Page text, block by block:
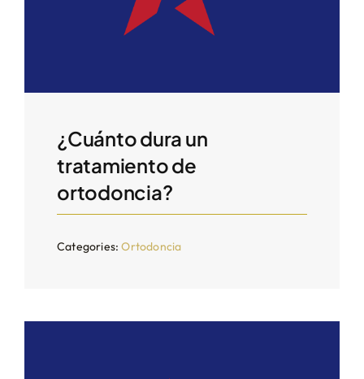
¿Cuánto dura un
tratamiento de
ortodoncia?
Categories:Ortodoncia